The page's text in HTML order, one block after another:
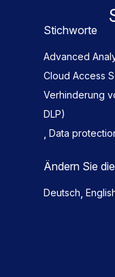
Stichworte
Advanced
Cloud Access
Verhinderung
DLP)
, Data
Ändern Sie
Deutsch,